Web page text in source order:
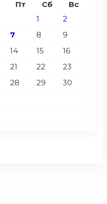
Пт Сб Вс
1
2
7 8
9
14 15
16
21 22
23
28 29
30